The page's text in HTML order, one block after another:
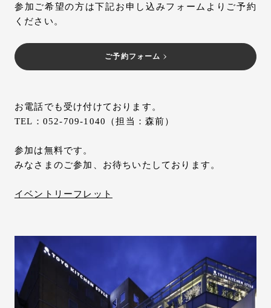
参加ご希望の方は下記お申し込みフォームよりご予約
ください。
ご予約フォーム
お電話でも受け付けております。
TEL：052-709-1040（担当：森前）
参加は無料です。
みなさまのご参加、お待ちいたしております。
イベントリーフレット